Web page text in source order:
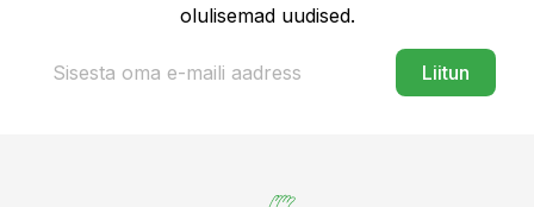
olulisemad uudised.
Liitun